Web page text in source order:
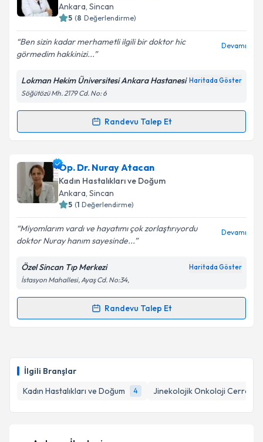
İlgili Branşlar
Kadın Hastalıkları ve Doğum
4 Jinekolojik Onkoloji Cerrahisi
Ankara, Sincan
5 (8 Değerlendirme)
Ben sizin kadar merhametli ilgili bir doktor hic
görmedim hakkinizi...
Devamı
Lokman Hekim Üniversitesi Ankara Hastanesi Haritada Göster
Söğütözü Mh. 2179 Cd. No: 6
Randevu Talep Et
Randevu Takvimi Talebi
Dr. Öğr. Üyesi Özgül Özgan Çelikel
takvimi talebi oluşturun. Size bu uzmandan randevu
almanız için bir takvim hazırlandığında e-posta ile
bilgilendireceğiz.
E-posta Adresiniz
Kişisel verilerimin işlenmesine ilişkin
Metni'ni okudum ve kişisel verilerimin belirtilen
kapsamda işlenmesini kabul ediyorum.
Op. Dr. Nuray Atacan
Kadın Hastalıkları ve Doğum
Ankara, Sincan
5 (1 Değerlendirme)
Miyomlarım vardı ve hayatımı çok zorlaştırıyordu
doktor Nuray hanım sayesinde...
Devamı
Özel Sincan Tıp Merkezi Haritada Göster
İstasyon Mahallesi, Ayaş Cd. No:34,
Randevu Talep Et
Randevu Takvimi Talebi
takvim hazırlandığında e-posta ile bilgilendireceğiz.